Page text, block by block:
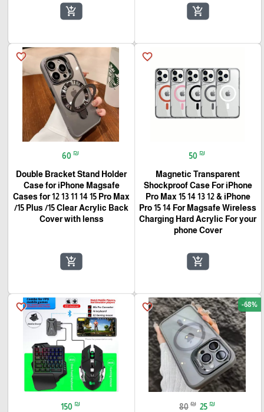
add_shopping_cart
add_shopping_cart
favorite_border
50 ₪
Magnetic Transparent
Shockproof Case For iPhone
Pro Max 15 14 13 12 & iPhone
Pro 15 14 For Magsafe Wireless
Charging Hard Acrylic For your
phone Cover
add_shopping_cart
favorite_border
60 ₪
Double Bracket Stand Holder
Case for iPhone Magsafe
Cases for 12 13 11 14 15 Pro Max
/15 Plus /15 Clear Acrylic Back
Cover with lenss
add_shopping_cart
favorite_border -68%
80 ₪ 25 ₪
favorite_border
150 ₪